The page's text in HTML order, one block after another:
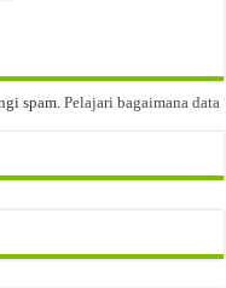
spam.Pelajari bagaimana data